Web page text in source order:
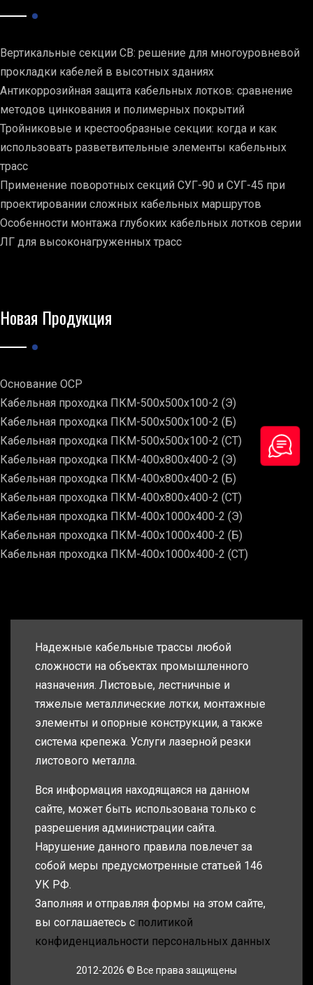
Вертикальные секции СВ: решение для многоуровневой
прокладки кабелей в высотных зданиях
Антикоррозийная защита кабельных лотков: сравнение
методов цинкования и полимерных покрытий
Тройниковые и крестообразные секции: когда и как
использовать разветвительные элементы кабельных
трасс
Применение поворотных секций СУГ-90 и СУГ-45 при
проектировании сложных кабельных маршрутов
Особенности монтажа глубоких кабельных лотков серии
ЛГ для высоконагруженных трасс
Новая Продукция
Основание ОСР
Кабельная проходка ПКМ-500х500х100-2 (Э)
Кабельная проходка ПКМ-500х500х100-2 (Б)
Кабельная проходка ПКМ-500х500х100-2 (СТ)
Кабельная проходка ПКМ-400х800х400-2 (Э)
Кабельная проходка ПКМ-400х800х400-2 (Б)
Кабельная проходка ПКМ-400х800х400-2 (СТ)
Кабельная проходка ПКМ-400х1000х400-2 (Э)
Кабельная проходка ПКМ-400х1000х400-2 (Б)
Кабельная проходка ПКМ-400х1000х400-2 (СТ)
Надежные кабельные трассы любой
сложности на объектах промышленного
назначения. Листовые, лестничные и
тяжелые металлические лотки, монтажные
элементы и опорные конструкции, а также
система крепежа. Услуги лазерной резки
листового металла.
Вся информация находящаяся на данном
сайте, может быть использована только с
разрешения администрации сайта.
Нарушение данного правила повлечет за
собой меры предусмотренные статьей 146
УК РФ.
Заполняя и отправляя формы на этом сайте,
вы соглашаетесь с политикой
конфиденциальности персональных данных
2012-2026 © Все права защищены